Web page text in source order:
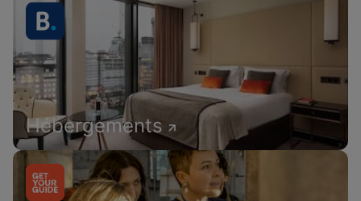
Hébergements